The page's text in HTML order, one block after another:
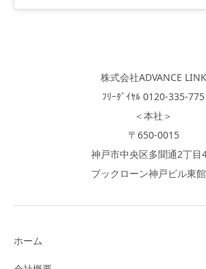
株式会社ADVANCE LINK
ﾌﾘｰﾀﾞｲﾔﾙ 0120-335-775
＜本社＞
〒650-0015
神戸市中央区多聞通2丁目
ブックローン神戸ビル東
ホーム